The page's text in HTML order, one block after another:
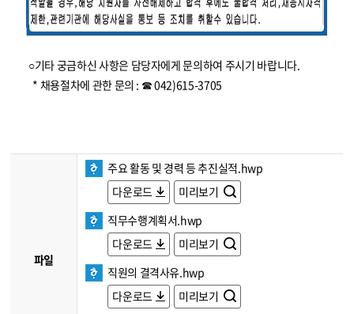
○기타 궁금하신 사항은 담당자에게 문의하여 주시기 바랍니다.
* 채용절차에 관한 문의 : ☎ 042)615-3705
파일
주요 활동 및 경력 등 추진실적.hwp
다운로드
미리보기
직무수행계획서.hwp
다운로드
미리보기
직원의 결격사유.hwp
다운로드
미리보기